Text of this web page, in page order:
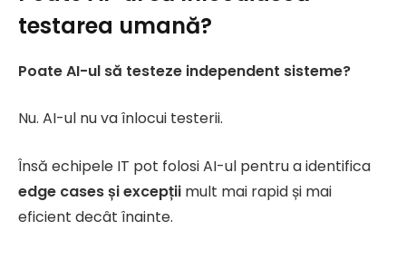
testarea umană?
Poate AI-ul să testeze independent sisteme?
Nu. AI-ul nu va înlocui testerii.
Însă echipele IT pot folosi AI-ul pentru a identifica
edge cases și excepții mult mai rapid și mai
eficient decât înainte.